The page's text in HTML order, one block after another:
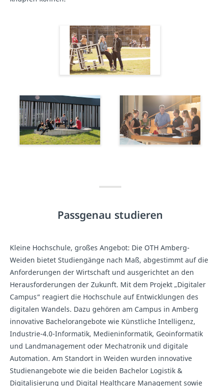
Passgenau studieren
Kleine Hochschule, großes Angebot: Die OTH Amberg-
Weiden bietet Studiengänge nach Maß, abgestimmt auf die
Anforderungen der Wirtschaft und ausgerichtet an den
Herausforderungen der Zukunft. Mit dem Projekt „Digitaler
Campus“ reagiert die Hochschule auf Entwicklungen des
digitalen Wandels. Dazu gehören am Campus in Amberg
innovative Bachelorangebote wie Künstliche Intelligenz,
Industrie-4.0-Informatik, Medieninformatik, Geoinformatik
und Landmanagement oder Mechatronik und digitale
Automation. Am Standort in Weiden wurden innovative
Studienangebote wie die beiden Bachelor Logistik &
Digitalisierung und Digital Healthcare Management sowie